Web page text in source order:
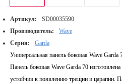
Артикул:
SD00035590
Производитель:
Wave
Серия:
Garda
Универсальная панель боковая Wave Garda
Панель боковая Wave Garda 70
устойчив к появлению трещин и царапин.